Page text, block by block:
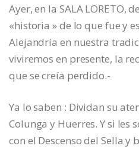
Ayer, en la SALA LORETO,
«historia » de lo que fue y
Alejandría en nuestra
viviremos en presente, la
que se creía perdido.-
Ya lo saben : Dividan su
Colunga y Huerres. Y si
con el Descenso del Sella y